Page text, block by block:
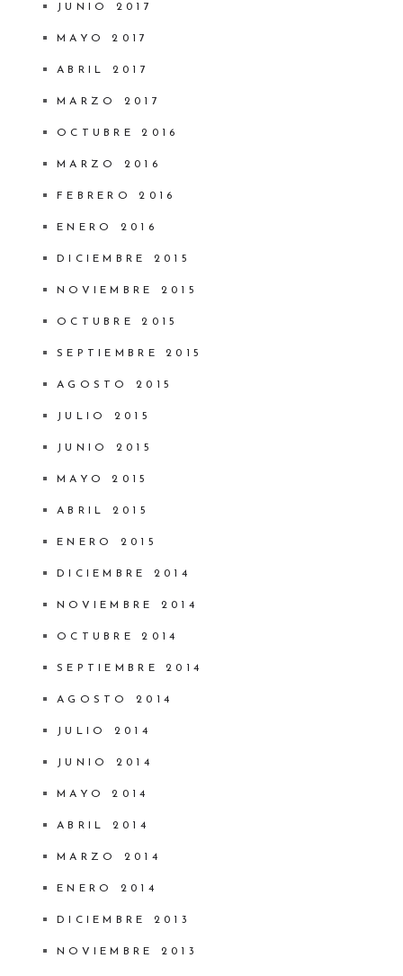
JUNIO 2017
MAYO 2017
ABRIL 2017
MARZO 2017
OCTUBRE 2016
MARZO 2016
FEBRERO 2016
ENERO 2016
DICIEMBRE 2015
NOVIEMBRE 2015
OCTUBRE 2015
SEPTIEMBRE 2015
AGOSTO 2015
JULIO 2015
JUNIO 2015
MAYO 2015
ABRIL 2015
ENERO 2015
DICIEMBRE 2014
NOVIEMBRE 2014
OCTUBRE 2014
SEPTIEMBRE 2014
AGOSTO 2014
JULIO 2014
JUNIO 2014
MAYO 2014
ABRIL 2014
MARZO 2014
ENERO 2014
DICIEMBRE 2013
NOVIEMBRE 2013